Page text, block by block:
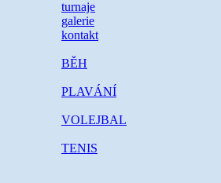
turnaje
galerie
kontakt
BĚH
PLAVÁNÍ
VOLEJBAL
TENIS